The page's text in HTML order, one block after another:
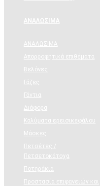
ΑΝΑΛΩΣΙΜΑ
ΑΝΑΛΩΣΙΜΑ
Απορροφητικά επιθέματα
Βελόνες
Γάζες
Γάντια
Διάφορα
Καλύματα ερεισικεφάλου
Μάσκες
Πετσέτες /
Πετσετοκάτοχα
Ποτηράκια
Προστασία επιφανειών και